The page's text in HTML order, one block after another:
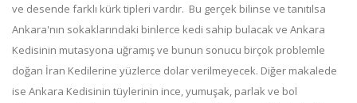
ve desende farklı kürk tipleri vardır. Bu gerçek bilinse ve tanıtılsa
Ankara'nın sokaklarındaki binlerce kedi sahip bulacak ve Ankara
Kedisinin mutasyona uğramış ve bunun sonucu birçok problemle
doğan İran Kedilerine yüzlerce dolar verilmeyecek. Diğer makalede
ise Ankara Kedisinin tüylerinin ince, yumuşak, parlak ve bol